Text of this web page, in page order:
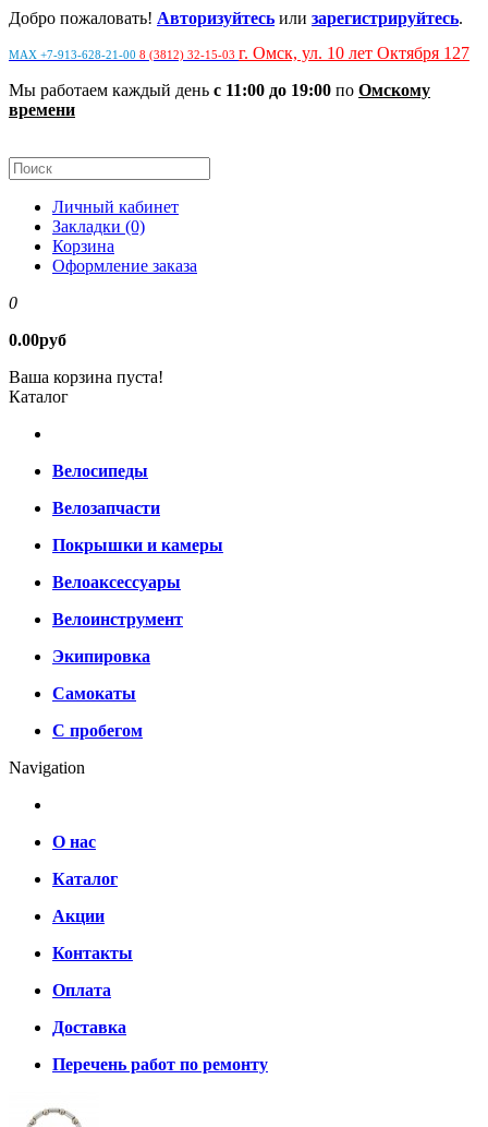
Добро пожаловать! Авторизуйтесь или зарегистрируйтесь.
MAX +7-913-628-21-00 8 (3812) 32-15-03 г. Омск, ул. 10 лет Октября 127
Мы работаем каждый день с 11:00 до 19:00 по Омскому
времени
Личный кабинет
Закладки (0)
Корзина
Оформление заказа
0
0.00руб
Ваша корзина пуста!
Каталог
Велосипеды
Велозапчасти
Покрышки и камеры
Велоаксессуары
Велоинструмент
Экипировка
Самокаты
С пробегом
Navigation
О нас
Каталог
Акции
Контакты
Оплата
Доставка
Перечень работ по ремонту